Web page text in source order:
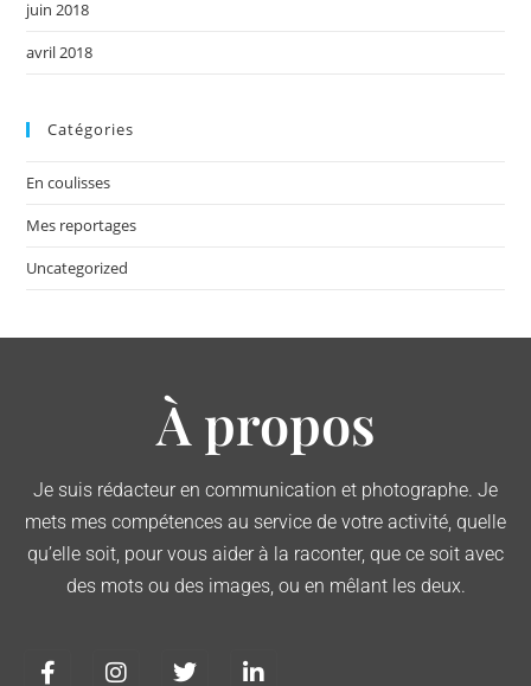
juin 2018
avril 2018
Catégories
En coulisses
Mes reportages
Uncategorized
À propos
Je suis rédacteur en communication et photographe. Je
mets mes compétences au service de votre activité, quelle
qu’elle soit, pour vous aider à la raconter, que ce soit avec
des mots ou des images, ou en mêlant les deux.